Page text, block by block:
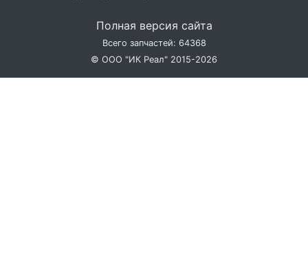
Полная версия сайта
Всего запчастей: 64368
© ООО "ИК Реал" 2015-2026